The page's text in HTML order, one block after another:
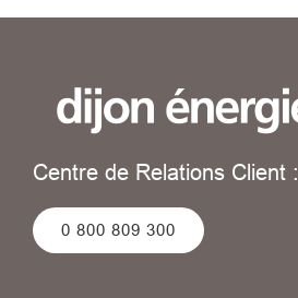
Centre de Relations Client :
0 800 809 300